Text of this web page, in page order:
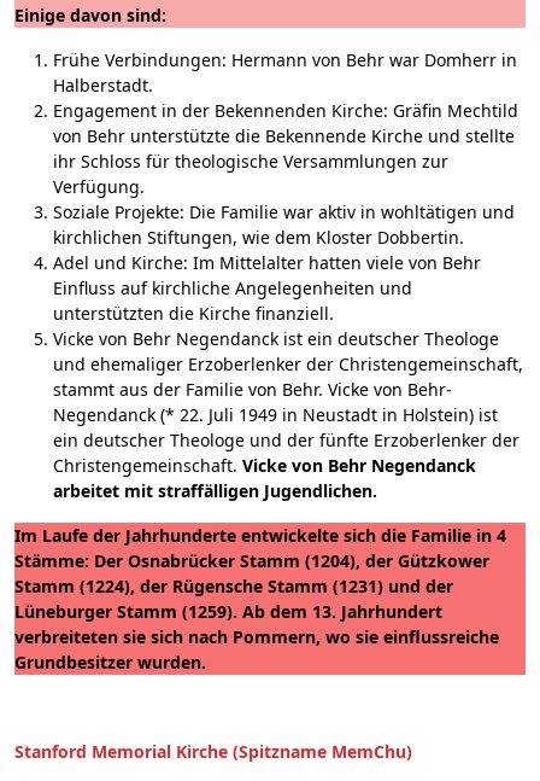
Einige davon sind:
Frühe Verbindungen: Hermann von Behr war Domherr in
Halberstadt.
Engagement in der Bekennenden Kirche: Gräfin Mechtild
von Behr unterstützte die Bekennende Kirche und stellte
ihr Schloss für theologische Versammlungen zur
Verfügung.
Soziale Projekte: Die Familie war aktiv in wohltätigen und
kirchlichen Stiftungen, wie dem Kloster Dobbertin.
Adel und Kirche: Im Mittelalter hatten viele von Behr
Einfluss auf kirchliche Angelegenheiten und
unterstützten die Kirche finanziell.
Vicke von Behr Negendanck ist ein deutscher Theologe
und ehemaliger Erzoberlenker der Christengemeinschaft,
stammt aus der Familie von Behr. Vicke von Behr-
Negendanck (* 22. Juli 1949 in Neustadt in Holstein) ist
ein deutscher Theologe und der fünfte Erzoberlenker der
Christengemeinschaft. Vicke von Behr Negendanck
arbeitet mit straffälligen Jugendlichen.
Im Laufe der Jahrhunderte entwickelte sich die Familie in 4
Stämme: Der Osnabrücker Stamm (1204), der Gützkower
Stamm (1224), der Rügensche Stamm (1231) und der
Lüneburger Stamm (1259). Ab dem 13. Jahrhundert
verbreiteten sie sich nach Pommern, wo sie einflussreiche
Grundbesitzer wurden.
Stanford Memorial Kirche (Spitzname MemChu)